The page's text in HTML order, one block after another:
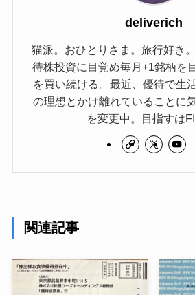
deliverich
猫派。おひとりさま。旅行好き
待株投資に目覚め毎月+1銘柄を
を買い続ける。最近、優待で生
の理想とかけ離れていることに
を変更中。目指すは
関連記事